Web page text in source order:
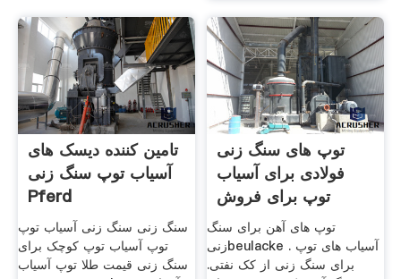
تامین کننده دیسک های
آسیاب توپ سنگ زنی
Pferd
سنگ زنی سنگ زنی آسیاب توپ
توپ آسیاب توپ کوچک برای
سنگ زنی قیمت طلا توپ آسیاب
توپ های سنگ زنی
فولادی برای آسیاب
توپ برای فروش
توپ های آهن برای سنگ
زنیbeulacke . آسیاب های توپ
برای سنگ زنی از کک نفتی.